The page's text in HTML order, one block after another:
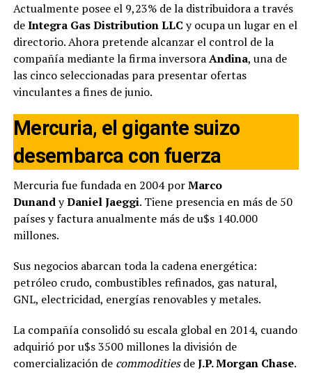
Actualmente posee el 9,23% de la distribuidora a través
deIntegra Gas Distribution LLC y ocupa un lugar en el
directorio. Ahora pretende alcanzar el control de la
compañía mediante la firma inversoraAndina, una de
las cinco seleccionadas para presentar ofertas
vinculantes a fines de junio.
Mercuria, el gigante suizo
desembarca con fuerza
Mercuria fue fundada en 2004 porMarco
DunandyDaniel Jaeggi. Tiene presencia en más de 50
países y factura anualmente más de u$s 140.000
millones.
Sus negocios abarcan toda la cadena energética:
petróleo crudo, combustibles refinados, gas natural,
GNL, electricidad, energías renovables y metales.
La compañía consolidó su escala global en 2014, cuando
adquirió por u$s 3500 millones la división de
comercialización de commoditiesdeJ.P. Morgan Chase.